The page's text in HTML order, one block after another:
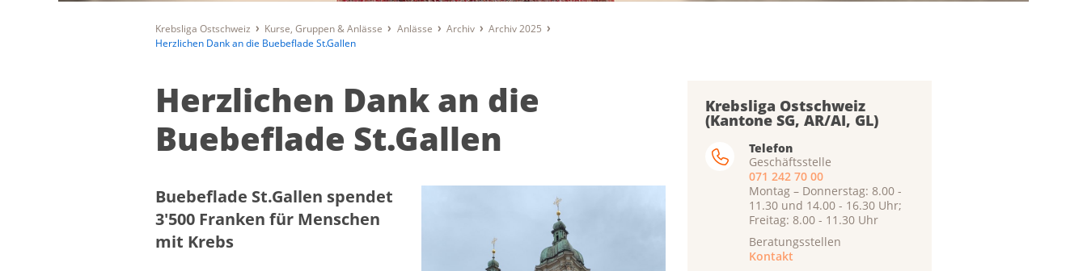
Krebsliga Ostschweiz Kurse, Gruppen & Anlässe Anlässe Archiv
Archiv 2025
Herzlichen Dank an die Buebeflade St.Gallen
Herzlichen Dank an die
Buebeflade St.Gallen
Buebeflade St.Gallen spendet
3'500 Franken für Menschen
mit Krebs
Krebsliga Ostschweiz
(Kantone SG, AR/AI, GL)
Telefon
Geschäftsstelle
071 242 70 00
Montag – Donnerstag: 8.00 -
11.30 und 14.00 - 16.30 Uhr;
Freitag: 8.00 - 11.30 Uhr
Beratungsstellen
Kontakt